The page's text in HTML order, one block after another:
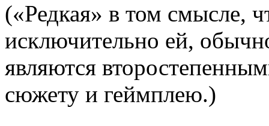
(«Редкая» в том смысле,
исключительно ей,
являются
сюжету и геймплею.)